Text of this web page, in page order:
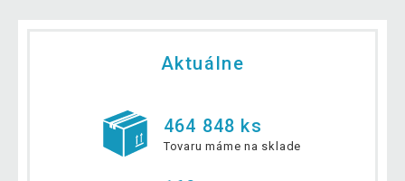
Aktuálne
464 848 ks
Tovaru máme na sklade